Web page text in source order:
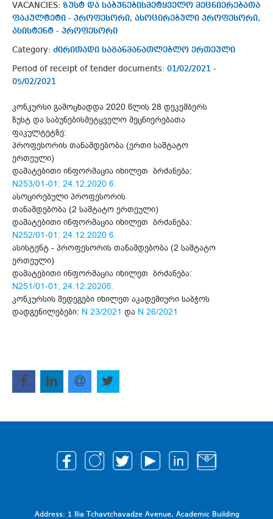
VACANCIES: ზუსტ და საბუნებისმეტყველო მეცნიერებათა
ფაკულტეტი - პროფესორი, ასოცირებული პროფესორი,
ასისტენტ - პროფესორი
Category: ძირითადი საგანმანათლებლო ერთეული
Period of receipt of tender documents: 01/02/2021 -
05/02/2021
კონკურსი გამოცხადდა 2020 წლის 28 დეკემბერს
ზუსტ და საბუნებისმეტყველო მეცნიერებათა
ფაკულტეტზე:
პროფესორის თანამდებობა (ერთი საშტატო
ერთეული)
დამატებითი ინფორმაცია იხილეთ ბრძანება:
N253/01-01; 24.12.2020 წ.
ასოცირებული პროფესორის
თანამდებობა (2 საშტატო ერთეული)
დამატებითი ინფორმაცია იხილეთ ბრძანება:
N252/01-01; 24.12.2020 წ.
ასისტენტ - პროფესორის თანამდებობა (2 საშტატო
ერთეული)
დამატებითი ინფორმაცია იხილეთ ბრძანება:
N251/01-01; 24.12.2020წ.
კონკურსის შედეგები იხილეთ აკადემიური საბჭოს
დადგენილებები: N 23/2021 და N 26/2021
Address: 1 Ilia Tchavtchavadze Avenue, Academic Building